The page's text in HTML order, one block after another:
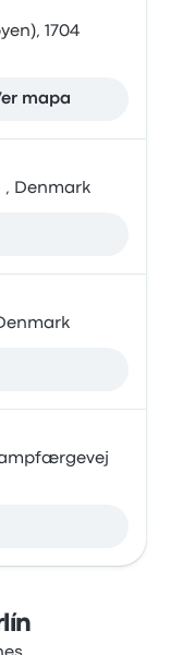
1704
mapa
, Denmark